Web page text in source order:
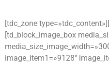
[tdc_zone
[td_block_image_box
image_item1=»9128″